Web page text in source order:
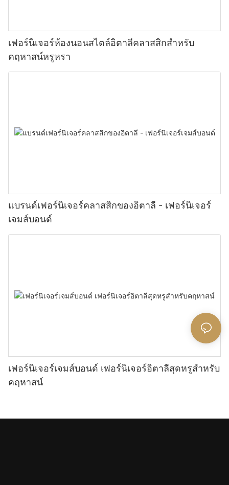
เฟอร์นิเจอร์ห้องนอนสไตล์อิตาลีคลาสสิกสำหรับ
คฤหาสน์หรูหรา
แบรนด์เฟอร์นิเจอร์คลาสสิกของอิตาลี - เฟอร์นิเจอร์
เจมส์บอนด์
เฟอร์นิเจอร์เจมส์บอนด์ เฟอร์นิเจอร์อิตาลีสุดหรูสำหรับ
คฤหาสน์